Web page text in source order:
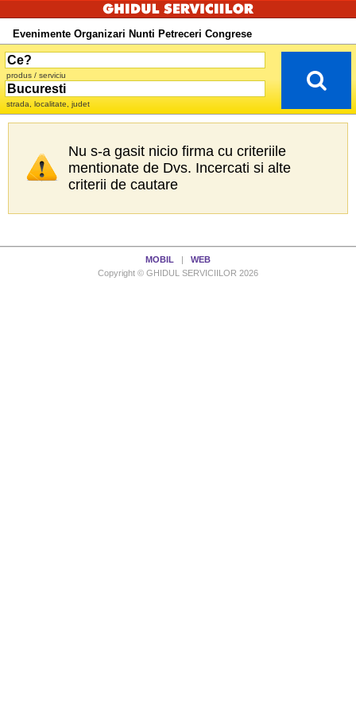
Evenimente Organizari Nunti Petreceri Congrese
produs / serviciu
strada, localitate, judet
Nu s-a gasit nicio firma cu criteriile
mentionate de Dvs. Incercati si alte
criterii de cautare
MOBIL
WEB
Copyright © GHIDUL SERVICIILOR 2026